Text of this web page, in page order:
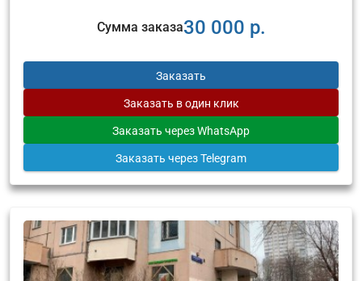
Сумма заказа30 000 р.
Заказать
Заказать в один клик
Заказать через WhatsApp
Заказать через Telegram